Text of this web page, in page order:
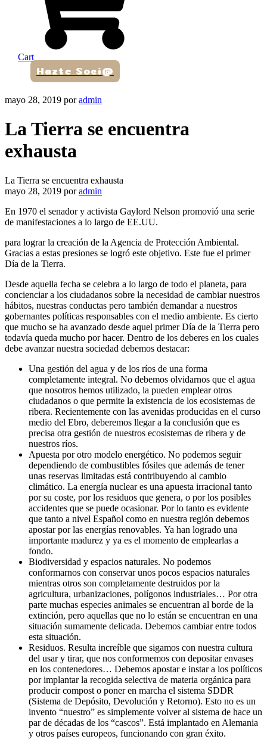
Cart
Hazte Soci@
mayo 28, 2019 poradmin
La Tierra se encuentra
exhausta
La Tierra se encuentra exhausta
mayo 28, 2019 poradmin
En 1970 el senador y activista Gaylord Nelson promovió una serie
de manifestaciones a lo largo de EE.UU.
para lograr la creación de la Agencia de Protección Ambiental.
Gracias a estas presiones se logró este objetivo. Este fue el primer
Día de la Tierra.
Desde aquella fecha se celebra a lo largo de todo el planeta, para
concienciar a los ciudadanos sobre la necesidad de cambiar nuestros
hábitos, nuestras conductas pero también demandar a nuestros
gobernantes políticas responsables con el medio ambiente. Es cierto
que mucho se ha avanzado desde aquel primer Día de la Tierra pero
todavía queda mucho por hacer. Dentro de los deberes en los cuales
debe avanzar nuestra sociedad debemos destacar:
Una gestión del agua y de los ríos de una forma
completamente integral. No debemos olvidarnos que el agua
que nosotros hemos utilizado, la pueden emplear otros
ciudadanos o que permite la existencia de los ecosistemas de
ribera. Recientemente con las avenidas producidas en el curso
medio del Ebro, deberemos llegar a la conclusión que es
precisa otra gestión de nuestros ecosistemas de ribera y de
nuestros ríos.
Apuesta por otro modelo energético. No podemos seguir
dependiendo de combustibles fósiles que además de tener
unas reservas limitadas está contribuyendo al cambio
climático. La energía nuclear es una apuesta irracional tanto
por su coste, por los residuos que genera, o por los posibles
accidentes que se puede ocasionar. Por lo tanto es evidente
que tanto a nivel Español como en nuestra región debemos
apostar por las energías renovables. Ya han logrado una
importante madurez y ya es el momento de emplearlas a
fondo.
Biodiversidad y espacios naturales. No podemos
conformarnos con conservar unos pocos espacios naturales
mientras otros son completamente destruidos por la
agricultura, urbanizaciones, polígonos industriales… Por otra
parte muchas especies animales se encuentran al borde de la
extinción, pero aquellas que no lo están se encuentran en una
situación sumamente delicada. Debemos cambiar entre todos
esta situación.
Residuos. Resulta increíble que sigamos con nuestra cultura
del usar y tirar, que nos conformemos con depositar envases
en los contenedores… Debemos apostar e instar a los políticos
por implantar la recogida selectiva de materia orgánica para
producir compost o poner en marcha el sistema SDDR
(Sistema de Depósito, Devolución y Retorno). Esto no es un
invento “nuestro” es simplemente volver al sistema de hace un
par de décadas de los “cascos”. Está implantado en Alemania
y otros países europeos, funcionando con gran éxito.